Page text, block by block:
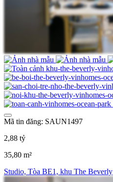
Mã tin đăng: SAUN1497
2,88 tỷ
35,80 m²
Studio, Tòa BE1, khu The Beverly